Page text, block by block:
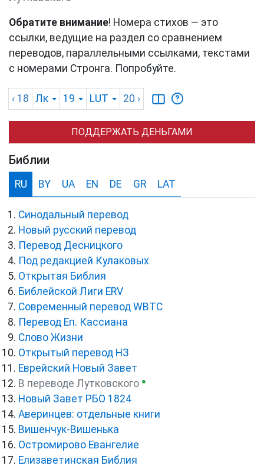
Обратите внимание! Номера стихов — это
ссылки, ведущие на раздел со сравнением
переводов, параллельными ссылками, текстами
с номерами Стронга. Попробуйте.
‹ 18 Лк 19 LUT 20 ›
ПОДДЕРЖАТЬ ДЕНЬГАМИ
Библии
RU BY UA EN DE GR LAT
Синодальный перевод
Новый русский перевод
Перевод Десницкого
Под редакцией Кулаковых
Открытая Библия
Библейской Лиги ERV
Cовременный перевод WBTC
Перевод Еп. Кассиана
Слово Жизни
Открытый перевод НЗ
Еврейский Новый Завет
В переводе Лутковского ●
Новый Завет РБО 1824
Аверинцев: отдельные книги
Вишенчук-Вишенька
Остромирово Евангелие
Елизаветинская Библия